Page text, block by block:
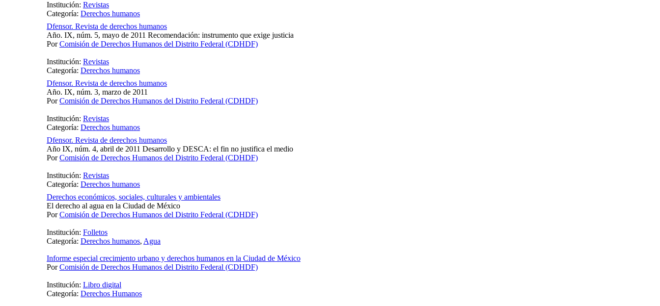
Institución: Revistas
Categoría: Derechos humanos
Dfensor. Revista de derechos humanos
Año. IX, núm. 5, mayo de 2011 Recomendación: instrumento que exige justicia
PorComisión de Derechos Humanos del Distrito Federal (CDHDF)
Institución: Revistas
Categoría: Derechos humanos
Dfensor. Revista de derechos humanos
Año. IX, núm. 3, marzo de 2011
PorComisión de Derechos Humanos del Distrito Federal (CDHDF)
Institución: Revistas
Categoría: Derechos humanos
Dfensor. Revista de derechos humanos
Año IX, núm. 4, abril de 2011 Desarrollo y DESCA: el fin no justifica el medio
PorComisión de Derechos Humanos del Distrito Federal (CDHDF)
Institución: Revistas
Categoría: Derechos humanos
Derechos económicos, sociales, culturales y ambientales
El derecho al agua en la Ciudad de México
PorComisión de Derechos Humanos del Distrito Federal (CDHDF)
Institución: Folletos
Categoría: Derechos humanos, Agua
Informe especial crecimiento urbano y derechos humanos en la Ciudad de México
PorComisión de Derechos Humanos del Distrito Federal (CDHDF)
Institución: Libro digital
Categoría: Derechos Humanos